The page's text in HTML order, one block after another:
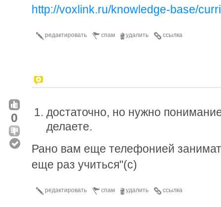
http://voxlink.ru/knowledge-base/
ссылка
удалить
спам
редактировать
0
достаточно, но нужно
делаете.
Рано вам еще телефонией
еще раз учиться"(с)
ссылка
удалить
спам
редактировать